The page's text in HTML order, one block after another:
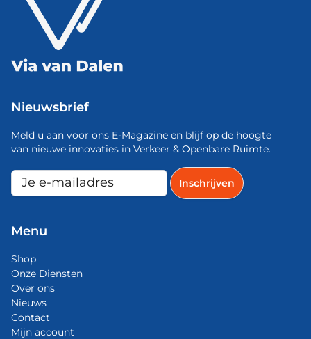
Nieuwsbrief
Meld u aan voor ons E-Magazine en blijf op de hoogte
van nieuwe innovaties in Verkeer & Openbare Ruimte.
Menu
Shop
Onze Diensten
Over ons
Nieuws
Contact
Mijn account